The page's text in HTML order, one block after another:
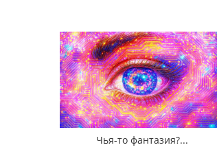
Чья-то фантазия?...